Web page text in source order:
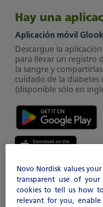
Hay una
Aplicación móvil
Descargue la
para llevar un registro
la sangre y
cuidado de la diabetes
(disponible sólo en
Novo Nordisk values
transparent use of
cookies to tell us how
relevant for you,